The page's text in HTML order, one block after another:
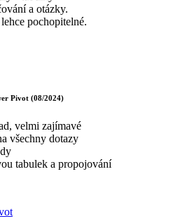
a otázky.
pochopitelné.
Pivot (08/2024)
velmi zajímavé
všechny dotazy
tabulek a propojování